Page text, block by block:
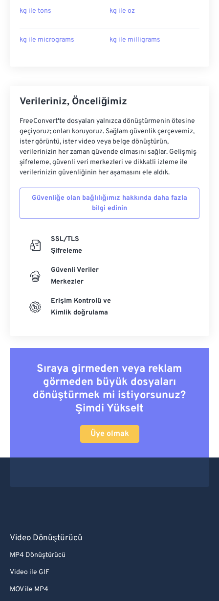
kg ile tons kg ile oz
kg ile micrograms kg ile milligrams
Verileriniz, Önceliğimiz
FreeConvert'te dosyaları yalnızca dönüştürmenin ötesine
geçiyoruz; onları koruyoruz. Sağlam güvenlik çerçevemiz,
ister görüntü, ister video veya belge dönüştürün,
verilerinizin her zaman güvende olmasını sağlar. Gelişmiş
şifreleme, güvenli veri merkezleri ve dikkatli izleme ile
verilerinizin güvenliğinin her aşamasını ele aldık.
Güvenliğe olan bağlılığımız hakkında daha fazla
bilgi edinin
SSL/TLS
Şifreleme
Güvenli Veriler
Merkezler
Erişim Kontrolü ve
Kimlik doğrulama
Sıraya girmeden veya reklam
görmeden büyük dosyaları
dönüştürmek mi istiyorsunuz?
Şimdi Yükselt
Üye olmak
Video Dönüştürücü
MP4 Dönüştürücü
Video ile GIF
MOV ile MP4